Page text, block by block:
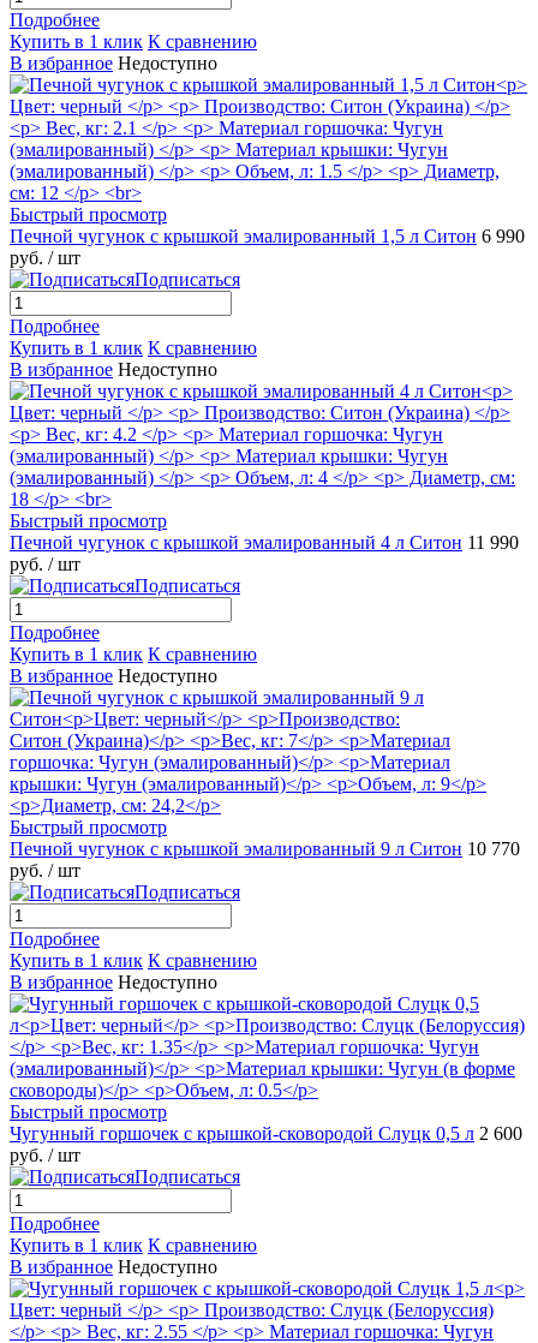
Подробнее
Купить в 1 клик К сравнению
В избранное Недоступно
Быстрый просмотр
Печной чугунок с крышкой эмалированный 1,5 л Ситон 6 990
руб. / шт
Подписаться
Подробнее
Купить в 1 клик К сравнению
В избранное Недоступно
Быстрый просмотр
Печной чугунок с крышкой эмалированный 4 л Ситон 11 990
руб. / шт
Подписаться
Подробнее
Купить в 1 клик К сравнению
В избранное Недоступно
Быстрый просмотр
Печной чугунок с крышкой эмалированный 9 л Ситон 10 770
руб. / шт
Подписаться
Подробнее
Купить в 1 клик К сравнению
В избранное Недоступно
Быстрый просмотр
Чугунный горшочек с крышкой-сковородой Слуцк 0,5 л 2 600
руб. / шт
Подписаться
Подробнее
Купить в 1 клик К сравнению
В избранное Недоступно